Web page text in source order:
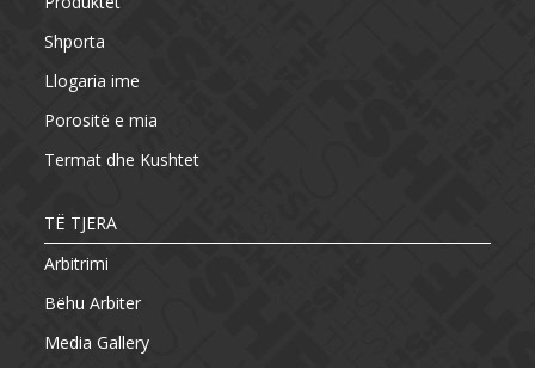
Shporta
Llogaria ime
Porositë e mia
Termat dhe Kushtet
TË TJERA
Arbitrimi
Bëhu Arbiter
Media Gallery